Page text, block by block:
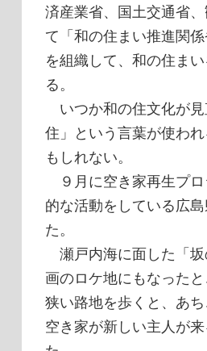
済産業省、国土交通省
て「和の住まい推進関係
を組織して、和の住ま
る。
いつか和の住文化が
住」という言葉が使わ
もしれない。
９月に空き家再生プ
的な活動をしている広
た。
瀬戸内海に面した「
画のロケ地にもなったと
狭い路地を歩くと、あ
空き家が新しい主人が